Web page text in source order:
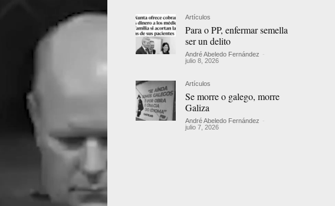
Artículos
Para o PP, enfermar semella
ser un delito
André Abeledo Fernández -
julio 8, 2026
Artículos
Se morre o galego, morre
Galiza
André Abeledo Fernández -
julio 7, 2026